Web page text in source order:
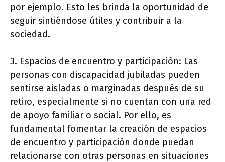
por ejemplo. Esto les brinda la oportunidad de
seguir sintiéndose útiles y contribuir a la
sociedad.
3. Espacios de encuentro y participación: Las
personas con discapacidad jubiladas pueden
sentirse aisladas o marginadas después de su
retiro, especialmente si no cuentan con una red
de apoyo familiar o social. Por ello, es
fundamental fomentar la creación de espacios
de encuentro y participación donde puedan
relacionarse con otras personas en situaciones